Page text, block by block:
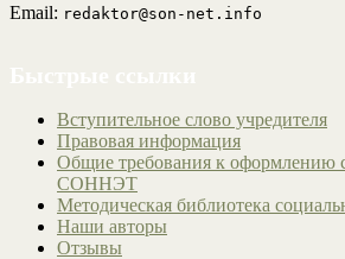
Email: redaktor@son-net.info
Вступительное слово учредителя
Правовая информация
Общие требования к оформлению
СОННЭТ
Методическая библиотека
Наши авторы
Отзывы